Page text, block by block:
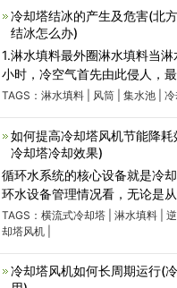
心。那么，冷却能力
冷却塔结冰的产生及危害(北
结冰怎么办)
1.淋水填料最外圈淋水填料当
小时，冷空气首先由此侵人，
淋水填料在淋水密度较小的其它
等处，亦易造成局部冻
TAGS： 淋水填料| 风筒| 集水池|
如何提高冷却塔风机节能降
冷却塔冷却效果)
循环水系统的核心设备就是冷
环水设备管理情况看，无论是
维修工作量、耗电量等哪个方
风机都占很大的比重。采样管缆
间设备总量的57%，
TAGS： 横流式冷却塔| 淋水填料|
却塔风机|
冷却塔风机如何长周期运行(